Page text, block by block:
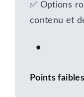
✅ Options
contenu et
Points faibles